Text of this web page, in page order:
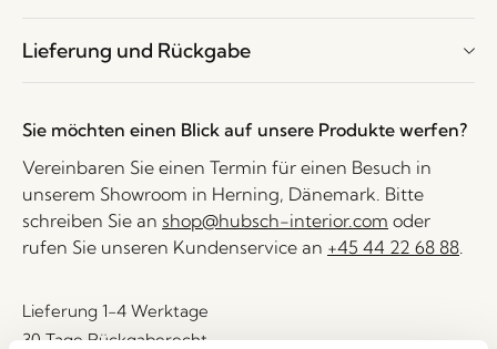
Lieferung und Rückgabe
Sie möchten einen Blick auf unsere Produkte werfen?
Vereinbaren Sie einen Termin für einen Besuch in
unserem Showroom in Herning, Dänemark. Bitte
schreiben Sie an shop@hubsch-interior.com oder
rufen Sie unseren Kundenservice an +45 44 22 68 88.
Lieferung 1-4 Werktage
30 Tage Rückgaberecht